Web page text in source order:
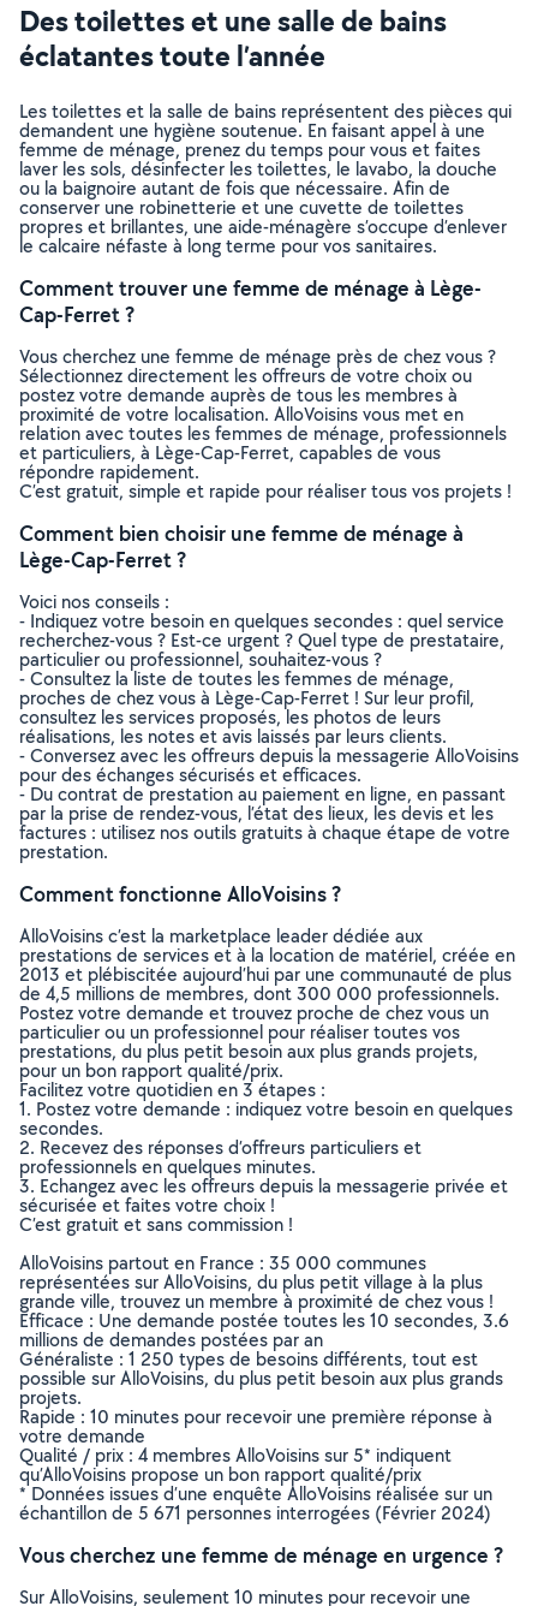
Des toilettes et une salle de bains
éclatantes toute l’année
Les toilettes et la salle de bains représentent des pièces qui
demandent une hygiène soutenue. En faisant appel à une
femme de ménage, prenez du temps pour vous et faites
laver les sols, désinfecter les toilettes, le lavabo, la douche
ou la baignoire autant de fois que nécessaire. Afin de
conserver une robinetterie et une cuvette de toilettes
propres et brillantes, une aide-ménagère s’occupe d’enlever
le calcaire néfaste à long terme pour vos sanitaires.
Comment trouver une femme de ménage à Lège-
Cap-Ferret ?
Vous cherchez une femme de ménage près de chez vous ?
Sélectionnez directement les offreurs de votre choix ou
postez votre demande auprès de tous les membres à
proximité de votre localisation. AlloVoisins vous met en
relation avec toutes les femmes de ménage, professionnels
et particuliers, à Lège-Cap-Ferret, capables de vous
répondre rapidement.
C’est gratuit, simple et rapide pour réaliser tous vos projets !
Comment bien choisir une femme de ménage à
Lège-Cap-Ferret ?
Voici nos conseils :
- Indiquez votre besoin en quelques secondes : quel service
recherchez-vous ? Est-ce urgent ? Quel type de prestataire,
particulier ou professionnel, souhaitez-vous ?
- Consultez la liste de toutes les femmes de ménage,
proches de chez vous à Lège-Cap-Ferret ! Sur leur profil,
consultez les services proposés, les photos de leurs
réalisations, les notes et avis laissés par leurs clients.
- Conversez avec les offreurs depuis la messagerie AlloVoisins
pour des échanges sécurisés et efficaces.
- Du contrat de prestation au paiement en ligne, en passant
par la prise de rendez-vous, l’état des lieux, les devis et les
factures : utilisez nos outils gratuits à chaque étape de votre
prestation.
Comment fonctionne AlloVoisins ?
AlloVoisins c’est la marketplace leader dédiée aux
prestations de services et à la location de matériel, créée en
2013 et plébiscitée aujourd’hui par une communauté de plus
de 4,5 millions de membres, dont 300 000 professionnels.
Postez votre demande et trouvez proche de chez vous un
particulier ou un professionnel pour réaliser toutes vos
prestations, du plus petit besoin aux plus grands projets,
pour un bon rapport qualité/prix.
Facilitez votre quotidien en 3 étapes :
1. Postez votre demande : indiquez votre besoin en quelques
secondes.
2. Recevez des réponses d’offreurs particuliers et
professionnels en quelques minutes.
3. Echangez avec les offreurs depuis la messagerie privée et
sécurisée et faites votre choix !
C’est gratuit et sans commission !
AlloVoisins partout en France : 35 000 communes
représentées sur AlloVoisins, du plus petit village à la plus
grande ville, trouvez un membre à proximité de chez vous !
Efficace : Une demande postée toutes les 10 secondes, 3.6
millions de demandes postées par an
Généraliste : 1 250 types de besoins différents, tout est
possible sur AlloVoisins, du plus petit besoin aux plus grands
projets.
Rapide : 10 minutes pour recevoir une première réponse à
votre demande
Qualité / prix : 4 membres AlloVoisins sur 5* indiquent
qu’AlloVoisins propose un bon rapport qualité/prix
* Données issues d’une enquête AlloVoisins réalisée sur un
échantillon de 5 671 personnes interrogées (Février 2024)
Vous cherchez une femme de ménage en urgence ?
Sur AlloVoisins, seulement 10 minutes pour recevoir une